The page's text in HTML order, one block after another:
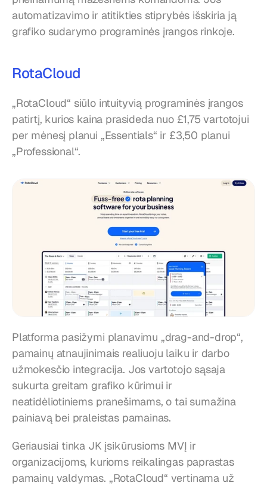
automatizavimo ir atitikties stiprybės išskiria ją
grafiko sudarymo programinės įrangos rinkoje.
RotaCloud
„RotaCloud“ siūlo intuityvią programinės įrangos
patirtį, kurios kaina prasideda nuo £1,75 vartotojui
per mėnesį planui „Essentials“ ir £3,50 planui
„Professional“.
Platforma pasižymi planavimu „drag-and-drop“,
pamainų atnaujinimais realiuoju laiku ir darbo
užmokesčio integracija. Jos vartotojo sąsaja
sukurta greitam grafiko kūrimui ir
neatidėliotiniems pranešimams, o tai sumažina
painiavą bei praleistas pamainas.
Geriausiai tinka JK įsikūrusioms MVĮ ir
organizacijoms, kurioms reikalingas paprastas
pamainų valdymas. „RotaCloud“ vertinama už